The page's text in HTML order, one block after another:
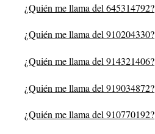
¿Quién me llama del 645314792?
¿Quién me llama del 910204330?
¿Quién me llama del 914321406?
¿Quién me llama del 919034872?
¿Quién me llama del 910770192?